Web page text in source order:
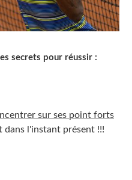
secrets pour réussir :
sur ses point forts
dans l'instant présent !!!